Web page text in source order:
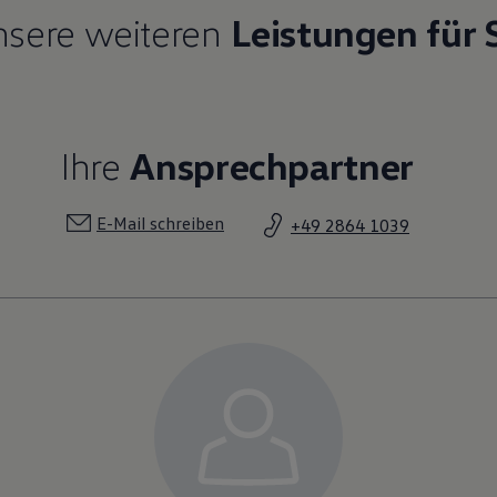
weiteren Leistungen für
IhreAnsprechpartner
E-Mail schreiben +49 2864 1039